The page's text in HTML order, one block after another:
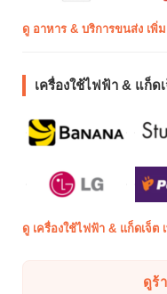
ดู อาหาร & บริการขนส่ง เพิ่
เครื่องใช้ไฟฟ้า & แก็ด
ดู เครื่องใช้ไฟฟ้า & แก็ดเจ็ต
ดูร้